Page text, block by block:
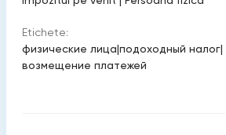
Etichete:
физические лица|подоходный налог|
возмещение платежей